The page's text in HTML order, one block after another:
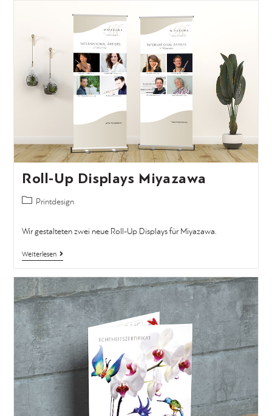
Roll-Up Displays Miyazawa
Printdesign
Wir gestalteten zwei neue Roll-Up Displays für Miyazawa.
Weiterlesen